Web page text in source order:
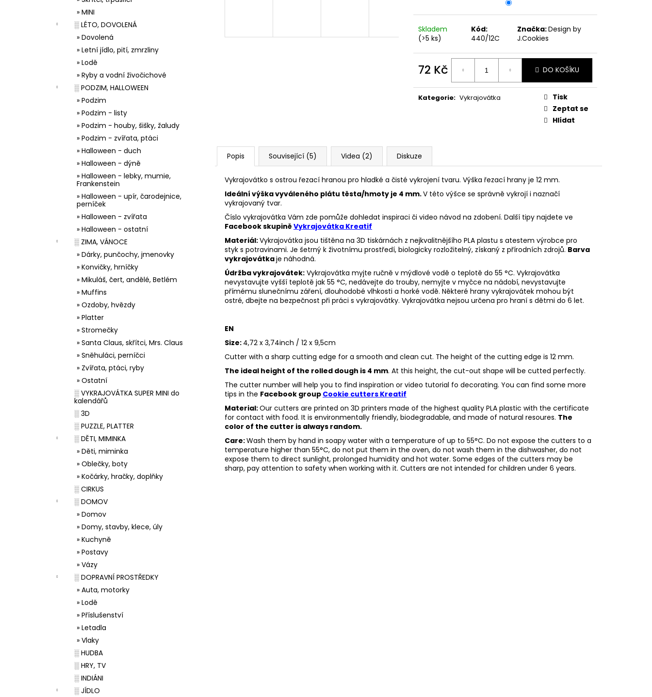
» MINI
░ LÉTO, DOVOLENÁ
» Dovolená
» Letní jídlo, pití, zmrzliny
» Lodě
» Ryby a vodní živočichové
░ PODZIM, HALLOWEEN
» Podzim
» Podzim - listy
» Podzim - houby, šišky, žaludy
» Podzim - zvířata, ptáci
» Halloween - duch
» Halloween - dýně
» Halloween - lebky, mumie,
Frankenstein
» Halloween - upír, čarodejnice,
perníček
» Halloween - zvířata
» Halloween - ostatní
░ ZIMA, VÁNOCE
» Dárky, punčochy, jmenovky
» Konvičky, hrníčky
» Mikuláš, čert, andělé, Betlém
» Muffins
» Ozdoby, hvězdy
» Platter
» Stromečky
» Santa Claus, skřítci, Mrs. Claus
» Sněhuláci, perníčci
» Zvířata, ptáci, ryby
» Ostatní
░ VYKRAJOVÁTKA SUPER MINI do
kalendářů
░ 3D
░ PUZZLE, PLATTER
░ DĚTI, MIMINKA
» Děti, miminka
» Oblečky, boty
» Kočárky, hračky, doplňky
░ CIRKUS
░ DOMOV
» Domov
» Domy, stavby, klece, úly
» Kuchyně
» Postavy
» Vázy
░ DOPRAVNÍ PROSTŘEDKY
» Auta, motorky
» Lodě
» Příslušenství
» Letadla
» Vlaky
░ HUDBA
░ HRY, TV
░ INDIÁNI
░ JÍDLO
Skladem
(>5 ks)
Kód:
440/12C
Značka:Design by
J.Cookies
72 Kč
cena:
DO KOŠÍKU
Kategorie: Vykrajovátka
Tisk
Zeptat se
Hlídat
Popis Související (5) Videa (2) Diskuze
Vykrajovátko s ostrou řezací hranou pro hladké a čisté vykrojení tvaru. Výška řezací hrany je 12 mm.
Ideální výška vyváleného plátu těsta/hmoty je 4 mm.V této výšce se správně vykrojí i naznačí
vykrajovaný tvar.
Číslo vykrajovátka Vám zde pomůže dohledat inspiraci či video návod na zdobení. Další tipy najdete ve
Facebook skupině Vykrajovátka Kreatif
Materiál:Vykrajovátka jsou tištěna na 3D tiskárnách z nejkvalitnějšího PLA plastu s atestem výrobce pro
styk s potravinami. Je šetrný k životnímu prostředí, biologicky rozložitelný, získaný z přírodních zdrojů. Barva
vykrajovátkaje náhodná.
Údržba vykrajovátek: Vykrajovátka myjte ručně v mýdlové vodě o teplotě do 55 °C. Vykrajovátka
nevystavujte vyšší teplotě jak 55 °C, nedávejte do trouby, nemyjte v myčce na nádobí, nevystavujte
přímému slunečnímu záření, dlouhodobé vlhkosti a horké vodě. Některé hrany vykrajovátek mohou být
ostré, dbejte na bezpečnost při práci s vykrajovátky. Vykrajovátka nejsou určena pro hraní s dětmi do 6 let.
EN
Size: 4,72 x 3,74inch / 12 x 9,5cm
Cutter with a sharp cutting edge for a smooth and clean cut. The height of the cutting edge is 12 mm.
The ideal height of the rolled dough is 4 mm. At this height, the cut-out shape will be cutted perfectly.
The cutter number will help you to find inspiration or video tutorial fo decorating. You can find some more
tips in the Facebook group Cookie cutters Kreatif
Material:Our cutters are printed on 3D printers made of the highest quality PLA plastic with the certificate
for contact with food. It is environmentally friendly, biodegradable, and made of natural resoures. The
color of the cutter is always random.
Care:Wash them by hand in soapy water with a temperature of up to 55°C. Do not expose the cutters to a
temperature higher than 55°C, do not put them in the oven, do not wash them in the dishwasher, do not
expose them to direct sunlight, prolonged humidity and hot water. Some edges of the cutters may be
sharp, pay attention to safety when working with it. Cutters are not intended for children under 6 years.
33001 ZDOBÍCÍ SÁČEK